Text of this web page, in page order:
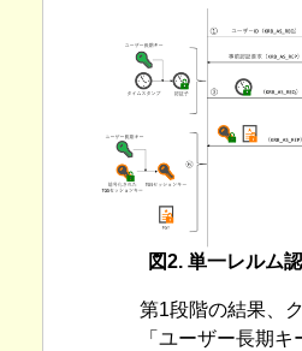
図2. 単一レルム
第1段階の結果、
「ユーザー長期